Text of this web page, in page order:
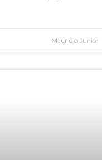
Mauricio Junior